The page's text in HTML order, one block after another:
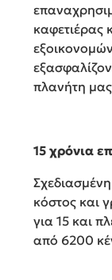
καφετιέρας
πλανήτη
15 χρόνια
κόστος και
για 15 και
από 6200